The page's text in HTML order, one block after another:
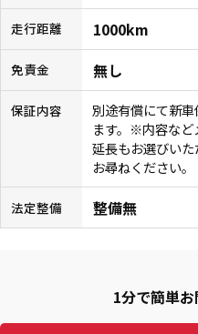
走行距離 1000km
免責金 無し
保証内容
別途有償にて新
ます。※内容など
延長もお選びい
お尋ねください。
法定整備 整備無
1分で簡単